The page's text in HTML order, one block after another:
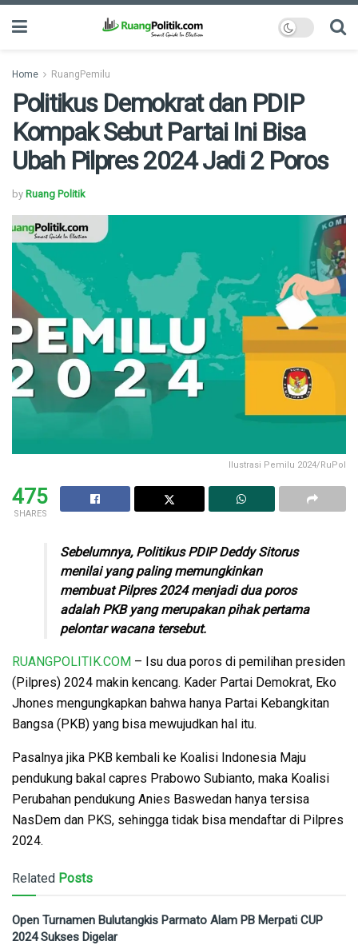
Home RuangPemilu
Politikus Demokrat dan PDIP
Kompak Sebut Partai Ini Bisa
Ubah Pilpres 2024 Jadi 2 Poros
by Ruang Politik
Ilustrasi Pemilu 2024/RuPol
475
SHARES
Sebelumnya, Politikus PDIP Deddy Sitorus
menilai yang paling memungkinkan
membuat Pilpres 2024 menjadi dua poros
adalah PKB yang merupakan pihak pertama
pelontar wacana tersebut.
RUANGPOLITIK.COM – Isu dua poros di pemilihan presiden
(Pilpres) 2024 makin kencang. Kader Partai Demokrat, Eko
Jhones mengungkapkan bahwa hanya Partai Kebangkitan
Bangsa (PKB) yang bisa mewujudkan hal itu.
Pasalnya jika PKB kembali ke Koalisi Indonesia Maju
pendukung bakal capres Prabowo Subianto, maka Koalisi
Perubahan pendukung Anies Baswedan hanya tersisa
NasDem dan PKS, sehingga tidak bisa mendaftar di Pilpres
2024.
Related Posts
Open Turnamen Bulutangkis Parmato Alam PB Merpati CUP
2024 Sukses Digelar